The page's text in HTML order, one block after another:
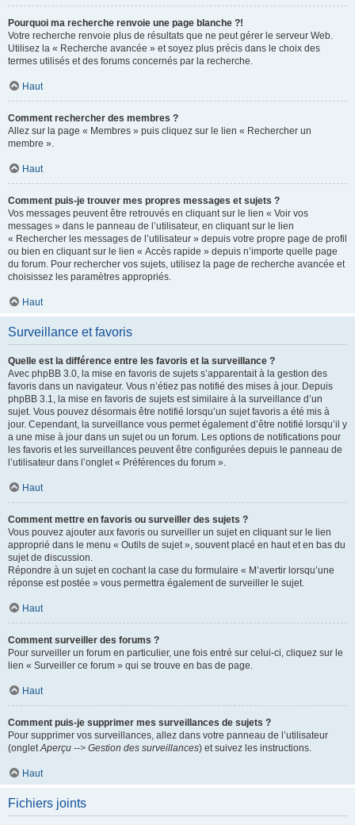
Pourquoi ma recherche renvoie une page blanche ?!
Votre recherche renvoie plus de résultats que ne peut gérer le serveur Web.
Utilisez la « Recherche avancée » et soyez plus précis dans le choix des
termes utilisés et des forums concernés par la recherche.
Haut
Comment rechercher des membres ?
Allez sur la page « Membres » puis cliquez sur le lien « Rechercher un
membre ».
Haut
Comment puis-je trouver mes propres messages et sujets ?
Vos messages peuvent être retrouvés en cliquant sur le lien « Voir vos
messages » dans le panneau de l’utilisateur, en cliquant sur le lien
« Rechercher les messages de l’utilisateur » depuis votre propre page de profil
ou bien en cliquant sur le lien « Accès rapide » depuis n’importe quelle page
du forum. Pour rechercher vos sujets, utilisez la page de recherche avancée et
choisissez les paramètres appropriés.
Haut
Surveillance et favoris
Quelle est la différence entre les favoris et la surveillance ?
Avec phpBB 3.0, la mise en favoris de sujets s’apparentait à la gestion des
favoris dans un navigateur. Vous n’étiez pas notifié des mises à jour. Depuis
phpBB 3.1, la mise en favoris de sujets est similaire à la surveillance d’un
sujet. Vous pouvez désormais être notifié lorsqu’un sujet favoris a été mis à
jour. Cependant, la surveillance vous permet également d’être notifié lorsqu’il y
a une mise à jour dans un sujet ou un forum. Les options de notifications pour
les favoris et les surveillances peuvent être configurées depuis le panneau de
l’utilisateur dans l’onglet « Préférences du forum ».
Haut
Comment mettre en favoris ou surveiller des sujets ?
Vous pouvez ajouter aux favoris ou surveiller un sujet en cliquant sur le lien
approprié dans le menu « Outils de sujet », souvent placé en haut et en bas du
sujet de discussion.
Répondre à un sujet en cochant la case du formulaire « M’avertir lorsqu’une
réponse est postée » vous permettra également de surveiller le sujet.
Haut
Comment surveiller des forums ?
Pour surveiller un forum en particulier, une fois entré sur celui-ci, cliquez sur le
lien « Surveiller ce forum » qui se trouve en bas de page.
Haut
Comment puis-je supprimer mes surveillances de sujets ?
Pour supprimer vos surveillances, allez dans votre panneau de l’utilisateur
(ongletAperçu --> Gestion des surveillances) et suivez les instructions.
Haut
Fichiers joints